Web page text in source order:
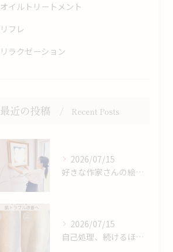
オイルトリートメント
リフレ
リラクゼーション
最近の投稿 Recent Posts
2026/07/15
好きな作家さんの絵🖼️♡
2026/07/15
自己処理、続けるほどお肌に負担をかけているかもしれません💭